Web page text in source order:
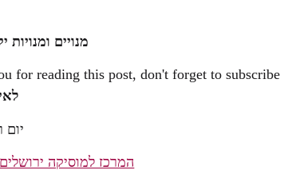
מנויים ומנויות
for reading this post, don't forget to subscribe!
יום ראשון,
המרכז למוסיקה ירושלים